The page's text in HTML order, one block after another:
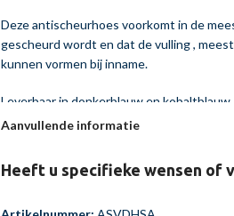
Deze antischeurhoes voorkomt in de
gescheurd wordt en dat de vulling ,
kunnen vormen bij inname.
Leverbaar in donkerblauw en kobaltblauw.
Afmeting: 140 x 200 cm
Levering uit voorraad, anders binnen 4
Wasbaar op 60 graden
Aanvullende informatie
Heeft u specifieke wensen of